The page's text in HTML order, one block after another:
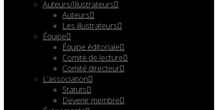
Auteurs/Illustrateurs
Auteurs
Les illustrateurs
Équipe
Équipe éditoriale
Comité de lecture
Comité directeur
L’association
Statuts
Devenir membre